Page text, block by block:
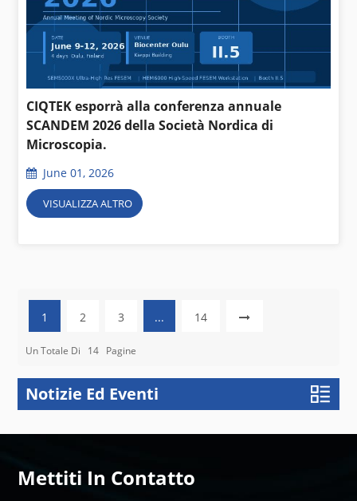
CIQTEK esporrà alla conferenza annuale
SCANDEM 2026 della Società Nordica di
Microscopia.
June 01, 2026
VISUALIZZA ALTRO
1 2 3 ... 14
Un Totale Di 14 Pagine
Notizie Ed Eventi
Mettiti In Contatto